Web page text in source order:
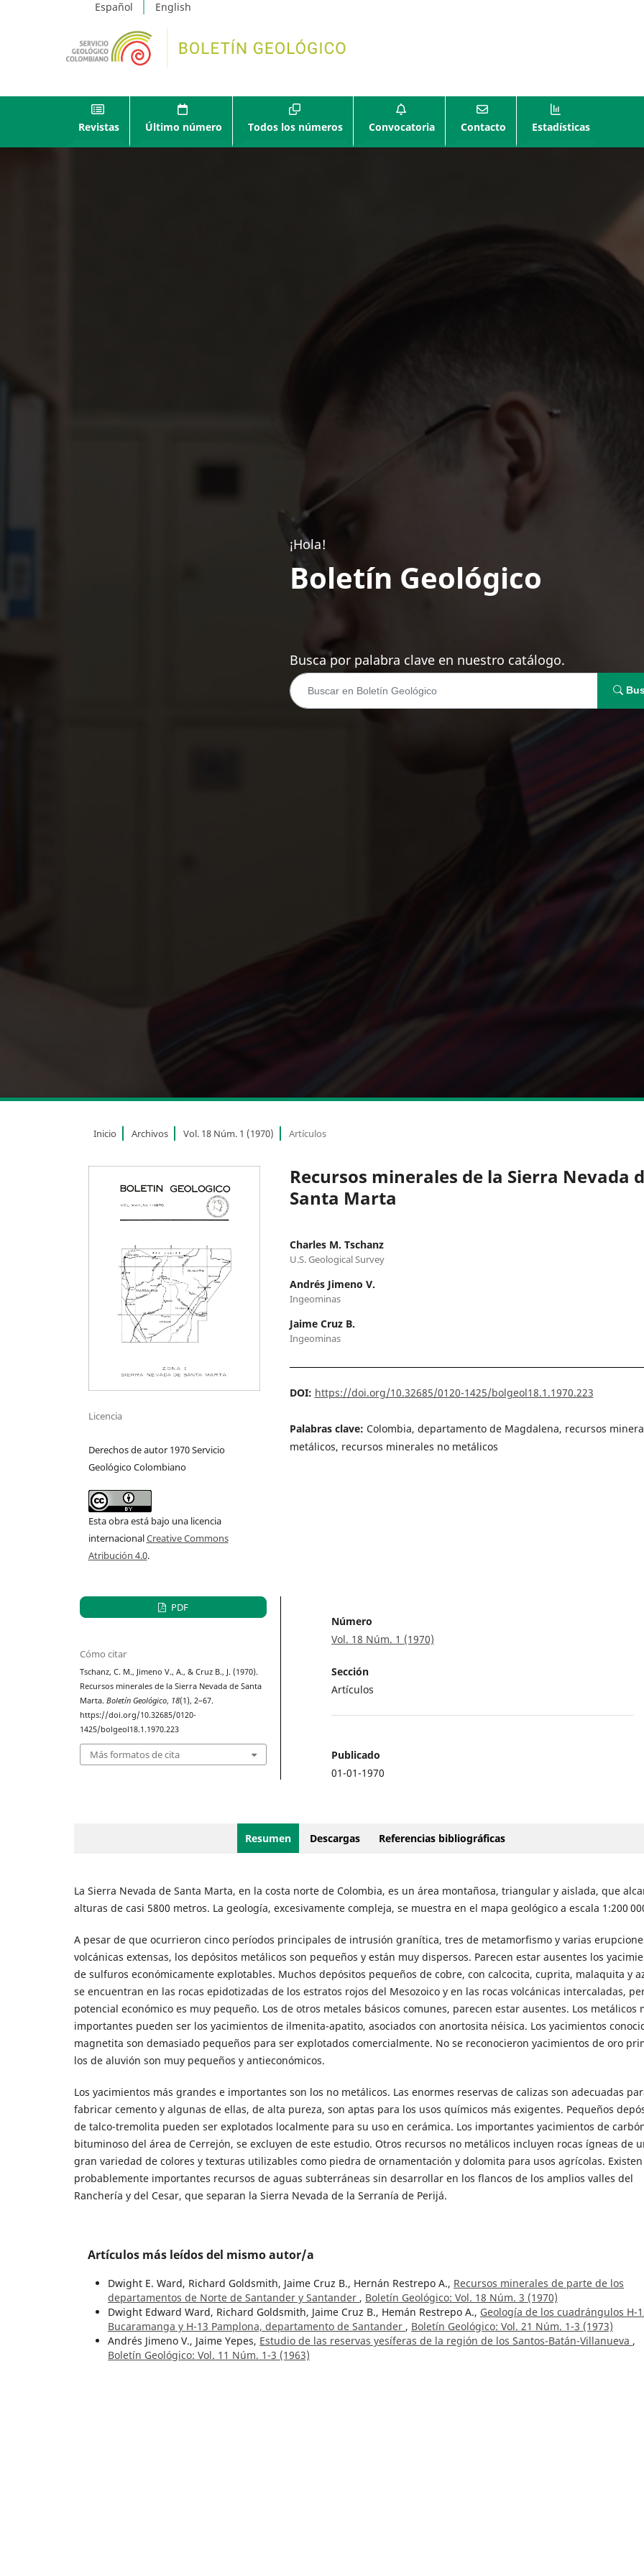
Español English
Revistas Último número Todos los números Convocatoria Contacto Estadísticas
¡Hola!
Boletín Geológico
Busca por palabra clave en nuestro catálogo.
Inicio Archivos Vol. 18 Núm. 1 (1970) Artículos
Recursos minerales de la Sierra Nevada
Santa Marta
Charles M. Tschanz
U.S. Geological Survey
Andrés Jimeno V.
Ingeominas
Jaime Cruz B.
Ingeominas
DOI: https://doi.org/10.32685/0120-1425/bolgeol18.1.1970.223
Palabras clave: Colombia, departamento de Magdalena, recursos
metálicos, recursos minerales no metálicos
Licencia
Derechos de autor 1970 Servicio
Geológico Colombiano
Esta obra está bajo una licencia
internacionalCreative Commons
Atribución 4.0.
PDF
Cómo citar
Tschanz, C. M., Jimeno V., A., & Cruz B., J. (1970).
Recursos minerales de la Sierra Nevada de Santa
Marta.Boletín Geológico, 18(1), 2–67.
https://doi.org/10.32685/0120-
1425/bolgeol18.1.1970.223
Más formatos de cita
Número
Vol. 18 Núm. 1 (1970)
Sección
Artículos
Publicado
01-01-1970
Resumen Descargas Referencias bibliográficas
La Sierra Nevada de Santa Marta, en la costa norte de Colombia, es un área montañosa, triangular y aislada, que
alturas de casi 5800 metros. La geología, excesivamente compleja, se muestra en el mapa geológico a escala 1:200
A pesar de que ocurrieron cinco períodos principales de intrusión granítica, tres de metamorfismo y varias
volcánicas extensas, los depósitos metálicos son pequeños y están muy dispersos. Parecen estar ausentes los
de sulfuros económicamente explotables. Muchos depósitos pequeños de cobre, con calcocita, cuprita, malaquita y
se encuentran en las rocas epidotizadas de los estratos rojos del Mesozoico y en las rocas volcánicas intercaladas,
potencial económico es muy pequeño. Los de otros metales básicos comunes, parecen estar ausentes. Los metálicos
importantes pueden ser los yacimientos de ilmenita-apatito, asociados con anortosita néisica. Los yacimientos
magnetita son demasiado pequeños para ser explotados comercialmente. No se reconocieron yacimientos de oro
los de aluvión son muy pequeños y antieconómicos.
Los yacimientos más grandes e importantes son los no metálicos. Las enormes reservas de calizas son adecuadas
fabricar cemento y algunas de ellas, de alta pureza, son aptas para los usos químicos más exigentes. Pequeños
de talco-tremolita pueden ser explotados localmente para su uso en cerámica. Los importantes yacimientos de
bituminoso del área de Cerrejón, se excluyen de este estudio. Otros recursos no metálicos incluyen rocas ígneas de
gran variedad de colores y texturas utilizables como piedra de ornamentación y dolomita para usos agrícolas. Existen
probablemente importantes recursos de aguas subterráneas sin desarrollar en los flancos de los amplios valles del
Ranchería y del Cesar, que separan la Sierra Nevada de la Serranía de Perijá.
Artículos más leídos del mismo autor/a
Dwight E. Ward, Richard Goldsmith, Jaime Cruz B., Hernán Restrepo A., Recursos minerales de parte de los
departamentos de Norte de Santander y Santander , Boletín Geológico: Vol. 18 Núm. 3 (1970)
Dwight Edward Ward, Richard Goldsmith, Jaime Cruz B., Hemán Restrepo A., Geología de los cuadrángulos H-
Bucaramanga y H-13 Pamplona, departamento de Santander , Boletín Geológico: Vol. 21 Núm. 1-3 (1973)
Andrés Jimeno V., Jaime Yepes, Estudio de las reservas yesíferas de la región de los Santos-Batán-Villanueva ,
Boletín Geológico: Vol. 11 Núm. 1-3 (1963)